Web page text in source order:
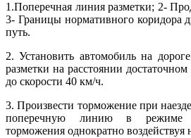
1.Поперечная линия разметки; 2-
3- Границы нормативного коридора
путь.
2. Установить автомобиль на
разметки на расстоянии достаточном
до скорости 40 км/ч.
3. Произвести торможение при
поперечную линию в режиме
торможения однократно воздействуя